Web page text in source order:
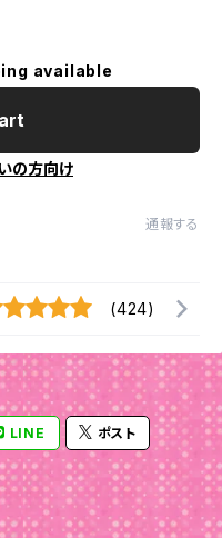
available
の方向け
通報する
(424)
LINE ポスト